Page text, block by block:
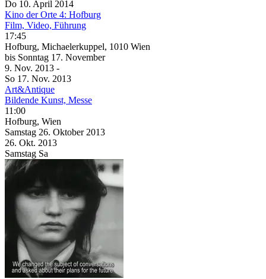
Do 10. April 2014
Kino der Orte 4: Hofburg
Film, Video, Führung
17:45
Hofburg, Michaelerkuppel, 1010 Wien
bis Sonntag 17. November
9. Nov. 2013 -
So 17. Nov. 2013
Art&Antique
Bildende Kunst, Messe
11:00
Hofburg, Wien
Samstag 26. Oktober 2013
26. Okt. 2013
Samstag Sa